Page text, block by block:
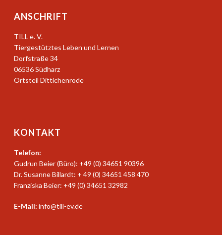
ANSCHRIFT
TILL e. V.
Tiergestütztes Leben und Lernen
Dorfstraße 34
06536 Südharz
Ortsteil Dittichenrode
KONTAKT
Telefon:
Gudrun Beier (Büro): +49 (0) 34651 90396
Dr. Susanne Billardt: + 49 (0) 34651 458 470
Franziska Beier: +49 (0) 34651 32982
E-Mail:info@till-ev.de